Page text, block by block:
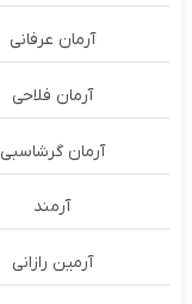
آرمان عرفانی
آرمان فلاحی
آرمان گرشاسبی
آرمند
آرمین رازانی